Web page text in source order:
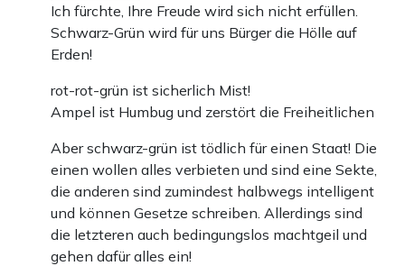
Ich fürchte, Ihre Freude wird sich nicht erfüllen.
Schwarz-Grün wird für uns Bürger die Hölle auf
Erden!
rot-rot-grün ist sicherlich Mist!
Ampel ist Humbug und zerstört die Freiheitlichen
Aber schwarz-grün ist tödlich für einen Staat! Die
einen wollen alles verbieten und sind eine Sekte,
die anderen sind zumindest halbwegs intelligent
und können Gesetze schreiben. Allerdings sind
die letzteren auch bedingungslos machtgeil und
gehen dafür alles ein!